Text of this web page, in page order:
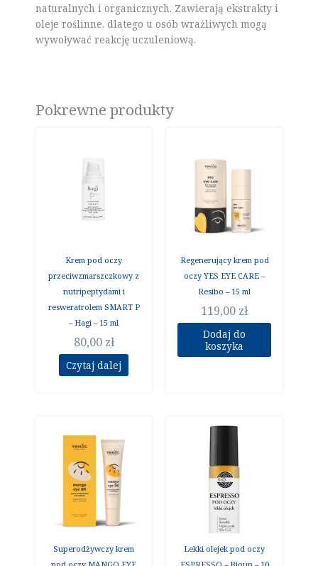
naturalnych i organicznych. Zawierają ekstrakty i
oleje roślinne, dlatego u osób wrażliwych mogą
wywoływać reakcję uczuleniową.
Pokrewne produkty
Krem pod oczy
przeciwzmarszczkowy z
nutripeptydami i
resweratrolem SMART P
– Hagi – 15 ml
80,00 zł
Czytaj dalej
Regenerujący krem pod
oczy YES EYE CARE –
Resibo – 15 ml
119,00 zł
Dodaj do
koszyka
Superodżywczy krem
Lekki olejek pod oczy